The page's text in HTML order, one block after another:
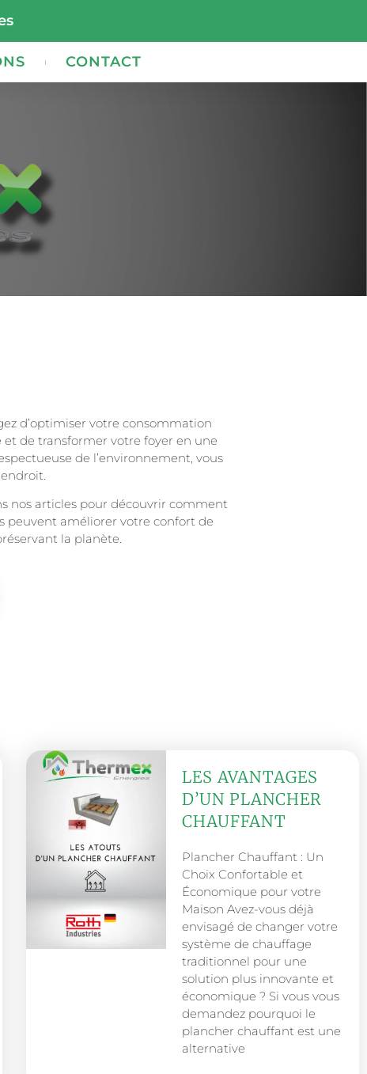
CONTACT
d’optimiser votre consommation
de transformer votre foyer en une
de l’environnement, vous
nos articles pour découvrir comment
peuvent améliorer votre confort de
la planète.
LES AVANTAGES
D’UN PLANCHER
CHAUFFANT
Plancher Chauffant : Un
Choix Confortable et
Économique pour votre
Maison Avez-vous déjà
envisagé de changer votre
système de chauffage
traditionnel pour une
solution plus innovante et
économique ? Si vous vous
demandez pourquoi le
plancher chauffant est une
alternative